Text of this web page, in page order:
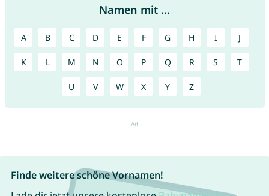
Namen mit ...
A B C D E F G H I J
K L M N O P Q R S T
U V W X Y Z
Finde weitere schöne Vornamen!